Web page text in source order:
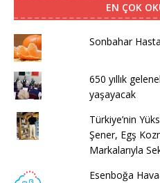
EN ÇOK
Sonbahar
650 yıllık
yaşayacak
Türkiye’nin
Şener, Egş
Markalarıyla
Esenboğa